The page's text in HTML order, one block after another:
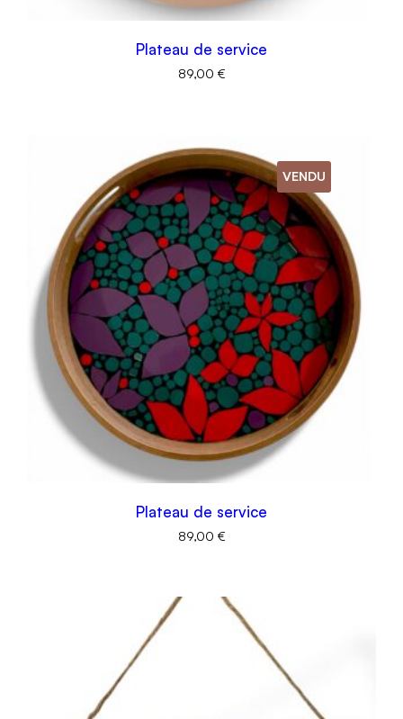
Plateau de service
89,00 €
VENDU
Plateau de service
89,00 €